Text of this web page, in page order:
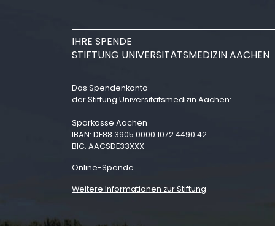
IHRE SPENDE
STIFTUNG UNIVERSITÄTSMEDIZIN AACHEN
Das Spendenkonto
der Stiftung Universitätsmedizin Aachen:
Sparkasse Aachen
IBAN: DE88 3905 0000 1072 4490 42
BIC: AACSDE33XXX
Online-Spende
Weitere Informationen zur Stiftung